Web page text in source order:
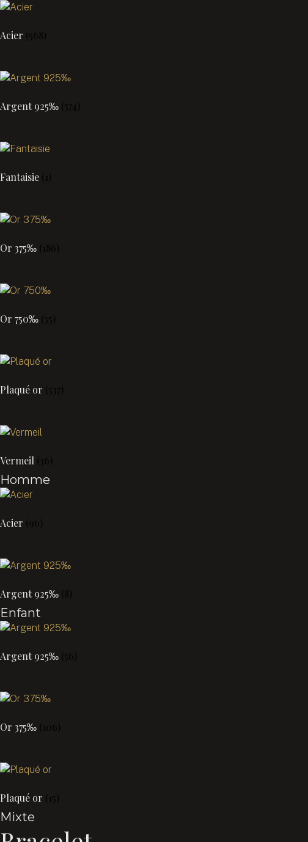
Acier (568)
Argent 925‰ (574)
Fantaisie (1)
Or 375‰ (186)
Or 750‰ (35)
Plaqué or (537)
Vermeil (36)
Homme
Acier (96)
Argent 925‰ (8)
Enfant
Argent 925‰ (56)
Or 375‰ (106)
Plaqué or (15)
Mixte